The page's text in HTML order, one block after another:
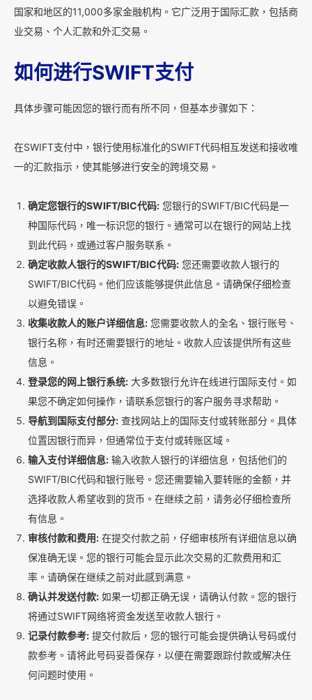
国家和地区的11,000多家金融机构。它广泛用于国际汇款，包括商
业交易、个人汇款和外汇交易。
如何进行SWIFT支付
具体步骤可能因您的银行而有所不同，但基本步骤如下：
在SWIFT支付中，银行使用标准化的SWIFT代码相互发送和接收唯
一的汇款指示，使其能够进行安全的跨境交易。
确定您银行的SWIFT/BIC代码: 您银行的SWIFT/BIC代码是一
种国际代码，唯一标识您的银行。通常可以在银行的网站上找
到此代码，或通过客户服务联系。
确定收款人银行的SWIFT/BIC代码: 您还需要收款人银行的
SWIFT/BIC代码。他们应该能够提供此信息。请确保仔细检查
以避免错误。
收集收款人的账户详细信息: 您需要收款人的全名、银行账号、
银行名称，有时还需要银行的地址。收款人应该提供所有这些
信息。
登录您的网上银行系统: 大多数银行允许在线进行国际支付。如
果您不确定如何操作，请联系您银行的客户服务寻求帮助。
导航到国际支付部分: 查找网站上的国际支付或转账部分。具体
位置因银行而异，但通常位于支付或转账区域。
输入支付详细信息: 输入收款人银行的详细信息，包括他们的
SWIFT/BIC代码和银行账号。您还需要输入要转账的金额，并
选择收款人希望收到的货币。在继续之前，请务必仔细检查所
有信息。
审核付款和费用: 在提交付款之前，仔细审核所有详细信息以确
保准确无误。您的银行可能会显示此次交易的汇款费用和汇
率。请确保在继续之前对此感到满意。
确认并发送付款: 如果一切都正确无误，请确认付款。您的银行
将通过SWIFT网络将资金发送至收款人银行。
记录付款参考: 提交付款后，您的银行可能会提供确认号码或付
款参考。请将此号码妥善保存，以便在需要跟踪付款或解决任
何问题时使用。